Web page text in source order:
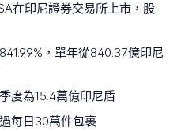
在印尼證券交易所上市，股
，單年從840.37億印尼
度為15.4萬億印尼盾
每日30萬件包裹